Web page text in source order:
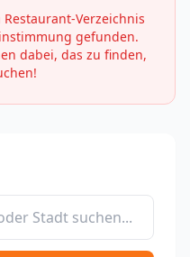
Verzeichnis
gefunden.
dabei, das zu finden,